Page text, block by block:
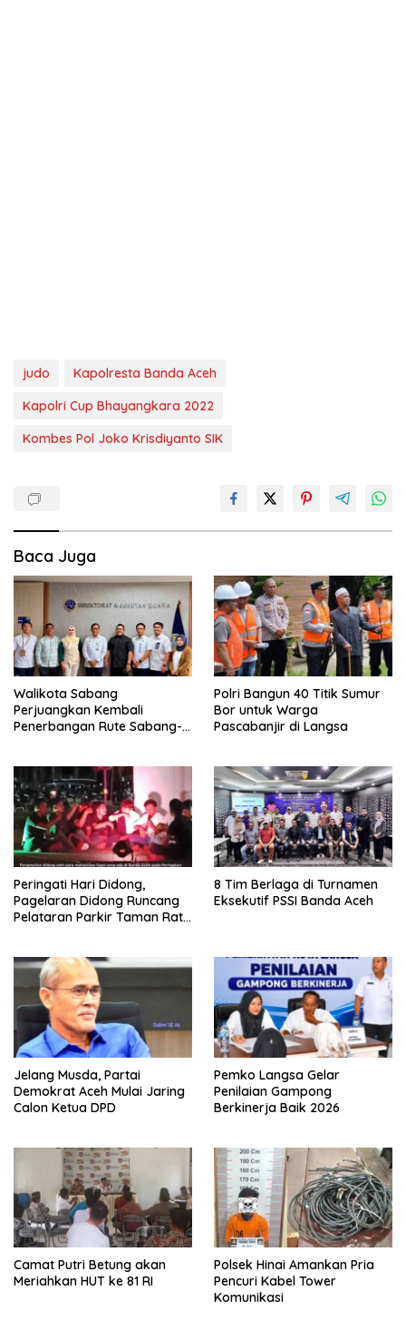
judo
Kapolresta Banda Aceh
Kapolri Cup Bhayangkara 2022
Kombes Pol Joko Krisdiyanto SIK
Baca Juga
Walikota Sabang
Perjuangkan Kembali
Penerbangan Rute Sabang-
Polri Bangun 40 Titik Sumur
Bor untuk Warga
Pascabanjir di Langsa
Peringati Hari Didong,
Pagelaran Didong Runcang
Pelataran Parkir Taman Ratu
8 Tim Berlaga di Turnamen
Eksekutif PSSI Banda Aceh
Jelang Musda, Partai
Demokrat Aceh Mulai Jaring
Calon Ketua DPD
Pemko Langsa Gelar
Penilaian Gampong
Berkinerja Baik 2026
Camat Putri Betung akan
Meriahkan HUT ke 81 RI
Polsek Hinai Amankan Pria
Pencuri Kabel Tower
Komunikasi